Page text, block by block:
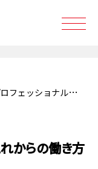
ッショナルの未来～これからの働き方と真の人的資本経営～
からの働き方